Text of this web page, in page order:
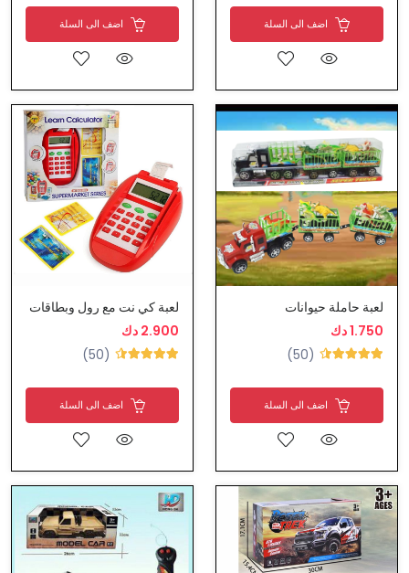
اضف الى السلة اضف الى السلة
لعبة حاملة حيوانات
1.750 دك
(50)
اضف الى السلة
لعبة كي نت مع رول وبطاقات
2.900 دك
(50)
اضف الى السلة